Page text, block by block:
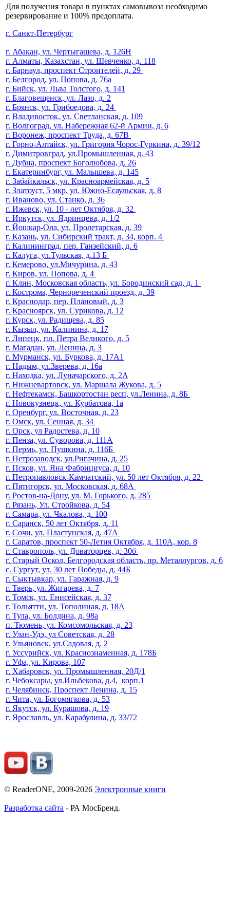
Для получения товара в пунктах самовывоза необходимо
резервирование и 100% предоплата.
г. Санкт-Петербург
г. Абакан, ул. Чертыгашева, д. 126Н
г. Алматы, Казахстан, ул. Шевченко, д. 118
г. Барнаул, проспект Строителей, д. 29
г. Белгород, ул. Попова, д. 76a
г. Бийск, ул. Льва Толстого, д. 141
г. Благовещенск, ул. Лазо, д. 2
г. Брянск, ул. Грибоедова, д. 24
г. Владивосток, ул. Светланская, д. 109
г. Волгоград, ул. Набережная 62-й Армии, д. 6
г. Воронеж, проспект Труда, д. 67В
г. Горно-Алтайск, ул. Григория Чорос-Гуркина, д. 39/12
г. Димитровград, ул.Промышленная, д. 43
г. Дубна, проспект Боголюбова, д. 26
г. Екатеринбург, ул. Малышева, д. 145
г. Забайкальск, ул. Красноармейская, д. 5
г. Златоуст, 5 мкр, ул. Южно-Есаульская, д. 8
г. Иваново, ул. Станко, д. 36
г. Ижевск, ул. 10 - лет Октября, д. 32
г. Иркутск, ул. Ядринцева, д. 1/2
г. Йошкар-Ола, ул. Пролетарская, д. 39
г. Казань, ул. Сибирский тракт, д. 34, корп. 4
г. Калининград, пер. Ганзейский, д. 6
г. Калуга, ул.Тульская, д.13 Б
г. Кемерово, ул.Мичурина, д. 43
г. Киров, ул. Попова, д. 4
г. Клин, Московская область, ул. Бородинский сад, д. 1
г. Кострома, Чернореченский проезд, д. 39
г. Краснодар, пер. Плановый, д. 3
г. Красноярск, ул. Сурикова, д. 12
г. Курск, ул. Радищева, д. 85
г. Кызыл, ул. Калинина, д. 17
г. Липецк, пл. Петра Великого, д. 5
г. Магадан, ул. Ленина, д. 3
г. Мурманск, ул. Буркова, д. 17А1
г. Надым, ул.Зверева, д. 16а
г. Находка, ул. Луначарского, д. 2А
г. Нижневартовск, ул. Маршала Жукова, д. 5
г. Нефтекамск, Башкортостан респ, ул.Ленина, д. 8Б
г. Новокузнецк, ул. Курбатова, 1а
г. Оренбург, ул. Восточная, д. 23
г. Омск, ул. Сенная, д. 34
г. Орск, ул Радостева, д. 10
г. Пенза, ул. Суворова, д. 111А
г. Пермь, ул. Пушкина, д. 116Б
г. Петрозаводск, ул.Ригачина, д. 25
г. Псков, ул. Яна Фабрициуса, д. 10
г. Петропавловск-Камчатский, ул. 50 лет Октября, д. 22
г. Пятигорск, ул. Московская, д. 68А
г. Ростов-на-Дону, ул. М. Горького, д. 285
г. Рязань, Ул. Стройкова, д. 54
г. Самара, ул. Чкалова, д. 100
г. Саранск, 50 лет Октября, д. 11
г. Сочи, ул. Пластунская, д. 47А
г. Саратов, проспект 50-Летия Октября, д. 110А, кор. 8
г. Ставрополь, ул. Доваторцев, д. 30б
г. Старый Оскол, Белгородская область, пр. Металлургов, д. 6
с. Сургут, ул. 30 лет Победы, д. 44Б
г. Сыктывкар, ул. Гаражная, д. 9
г. Тверь, ул. Жигарева, д. 7
г. Томск, ул. Енисейская, д. 37
г. Тольятти, ул. Тополиная, д. 18А
г. Тула, ул. Болдина, д. 98а
п. Тюмень, ул. Комсомольская, д. 23
г. Улан-Удэ, ул Советская, д. 28
г. Ульяновск, ул.Садовая, д. 2
г. Уссурийск, ул. Краснознаменная, д. 178Б
г. Уфа, ул. Кирова, 107
г. Хабаровск, ул. Промышленная, 20Д/1
г. Чебоксары, ул.Ильбекова, д.4, корп.1
г. Челябинск, Проспект Ленина, д. 15
г. Чита, ул. Богомягкова, д. 53
г. Якутск, ул. Курашова, д. 19
г. Ярославль, ул. Карабулина, д. 33/72
© ReaderONE, 2009-2026 Электронные книги
Разработка сайта - РА МосБренд.